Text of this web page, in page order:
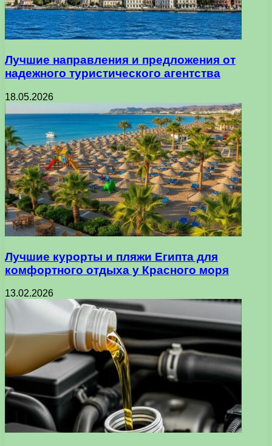
Лучшие направления и предложения от
надежного туристического агентства
18.05.2026
Лучшие курорты и пляжи Египта для
комфортного отдыха у Красного моря
13.02.2026